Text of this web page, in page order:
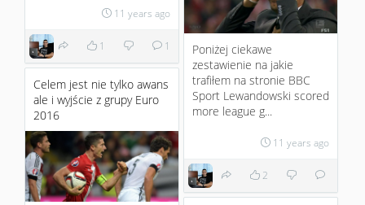
11 years ago
1 1
Poniżej ciekawe
zestawienie na jakie
trafiłem na stronie BBC
Sport Lewandowski scored
more league g...
11 years ago
2
Celem jest nie tylko awans
ale i wyjście z grupy Euro
2016